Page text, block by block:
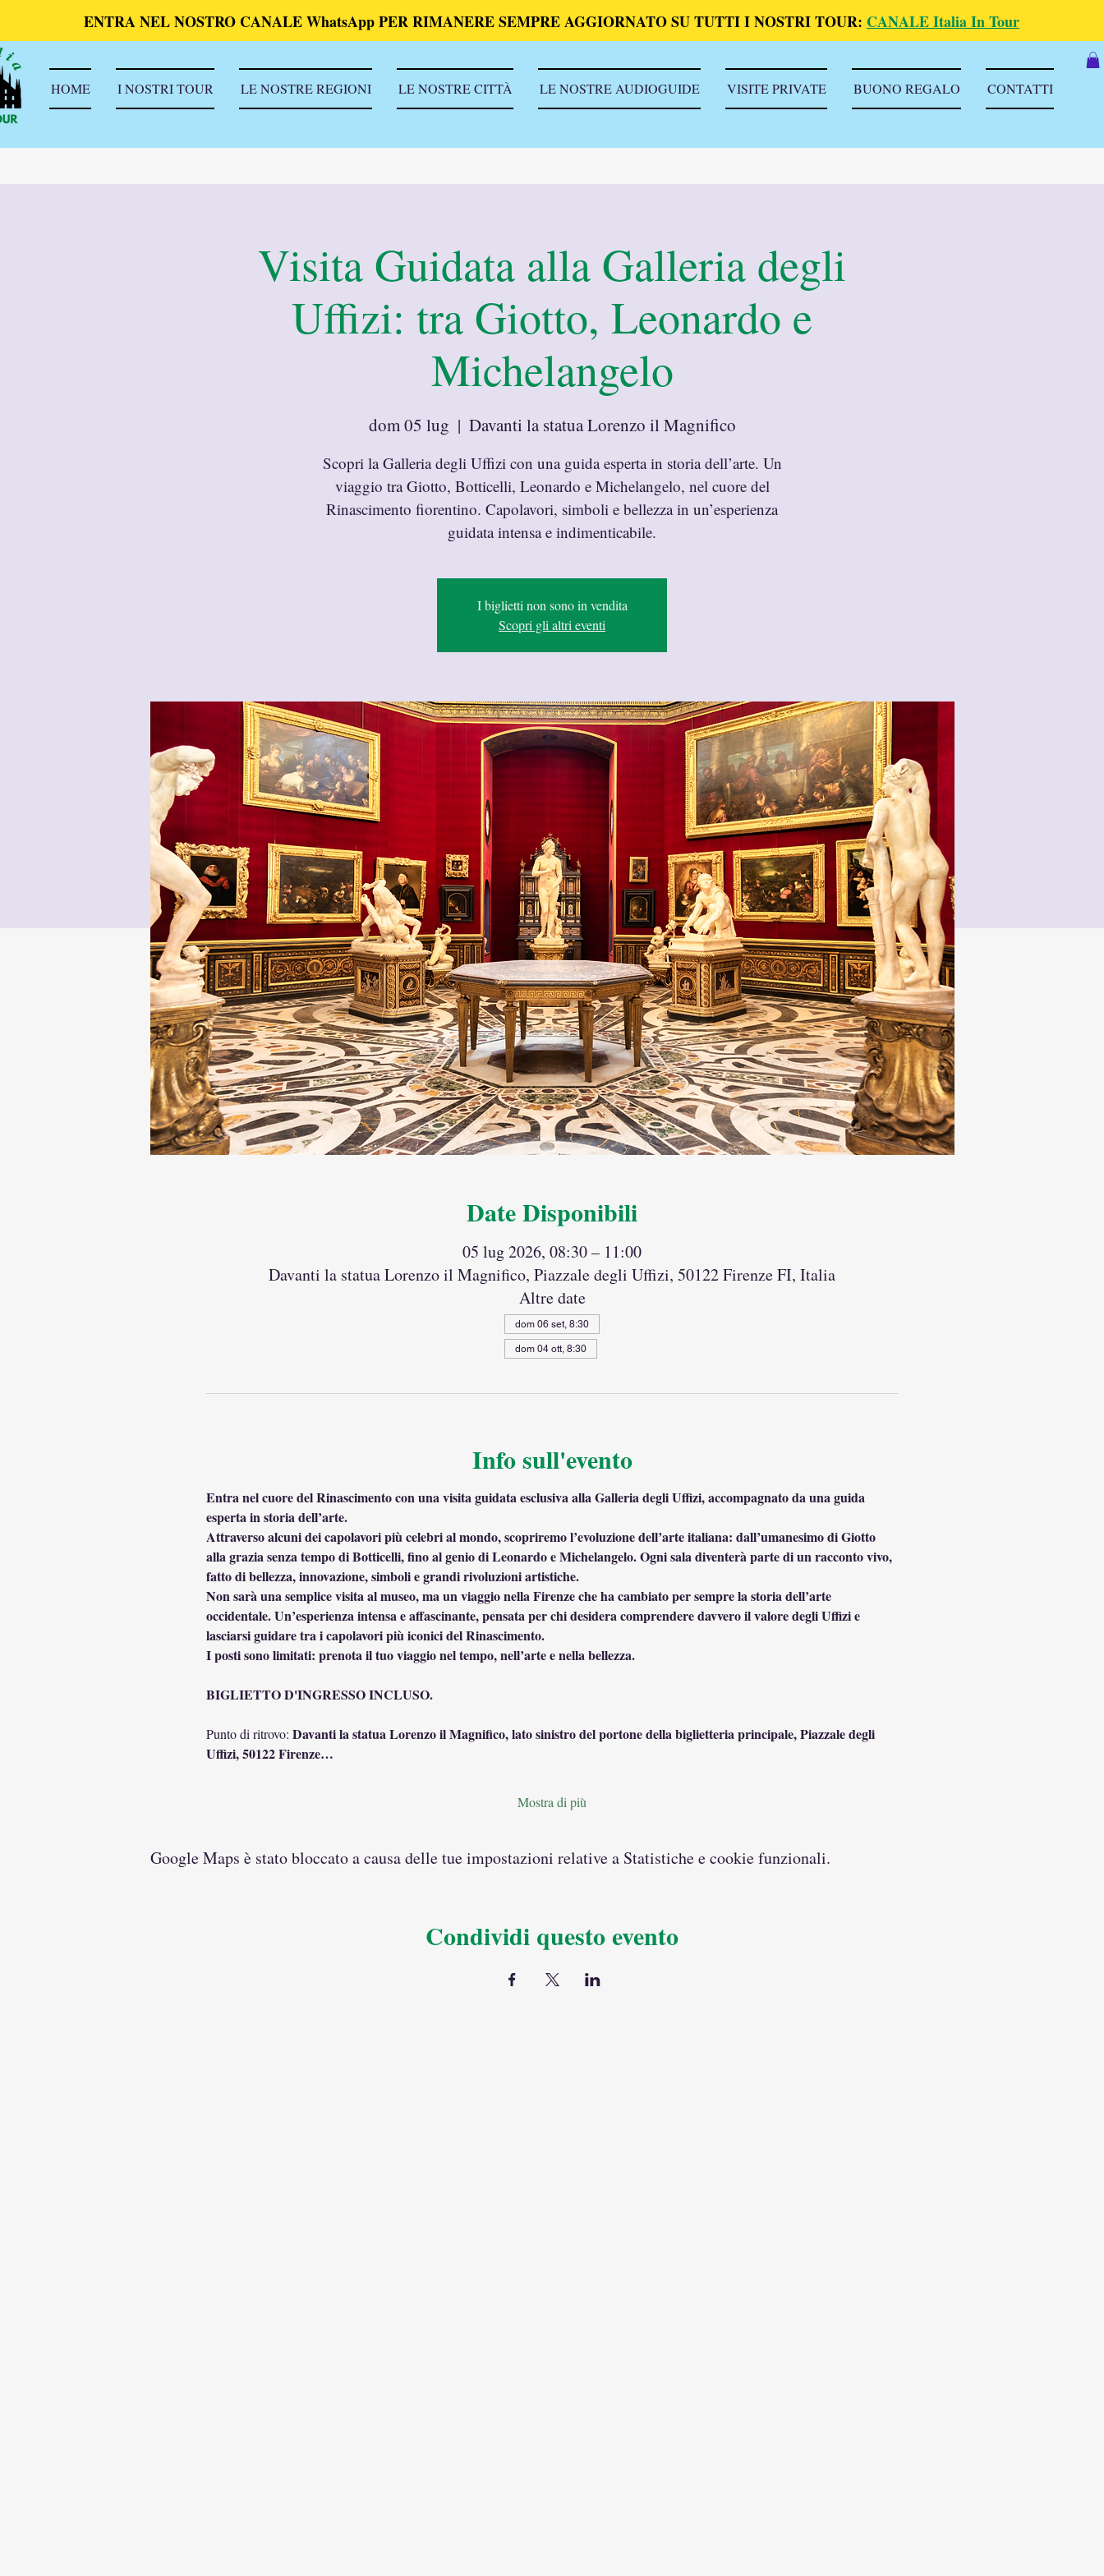
ENTRA NEL NOSTRO CANALE WhatsApp PER RIMANERE SEMPRE AGGIORNATO SU TUTTI I NOSTRI TOUR: CANALE Italia In Tour
HOME I NOSTRI TOUR LE NOSTRE REGIONI LE NOSTRE CITTÀ LE NOSTRE AUDIOGUIDE VISITE PRIVATE BUONO REGALO CONTATTI
Visita Guidata alla Galleria degli
Uffizi: tra Giotto, Leonardo e
Michelangelo
dom 05 lug
  |
Davanti la statua Lorenzo il Magnifico
Scopri la Galleria degli Uffizi con una guida esperta in storia dell’arte. Un
viaggio tra Giotto, Botticelli, Leonardo e Michelangelo, nel cuore del
Rinascimento fiorentino. Capolavori, simboli e bellezza in un’esperienza
guidata intensa e indimenticabile.
I biglietti non sono in vendita
Scopri gli altri eventi
Date Disponibili
05 lug 2026, 08:30 – 11:00
Davanti la statua Lorenzo il Magnifico, Piazzale degli Uffizi, 50122 Firenze FI, Italia
Altre date
dom 06 set, 8:30
dom 04 ott, 8:30
Info sull'evento
Entra nel cuore del Rinascimento con una visita guidata esclusiva alla Galleria degli Uffizi, accompagnato da una guida
esperta in storia dell’arte.
Attraverso alcuni dei capolavori più celebri al mondo, scopriremo l’evoluzione dell’arte italiana: dall’umanesimo di Giotto
alla grazia senza tempo di Botticelli, fino al genio di Leonardo e Michelangelo. Ogni sala diventerà parte di un racconto vivo,
fatto di bellezza, innovazione, simboli e grandi rivoluzioni artistiche.
Non sarà una semplice visita al museo, ma un viaggio nella Firenze che ha cambiato per sempre la storia dell’arte
occidentale. Un’esperienza intensa e affascinante, pensata per chi desidera comprendere davvero il valore degli Uffizi e
lasciarsi guidare tra i capolavori più iconici del Rinascimento.
I posti sono limitati: prenota il tuo viaggio nel tempo, nell’arte e nella bellezza.
BIGLIETTO D'INGRESSO INCLUSO.
Punto di ritrovo: Davanti la statua Lorenzo il Magnifico, lato sinistro del portone della biglietteria principale, Piazzale degli
Uffizi, 50122 Firenze…
Mostra di più
Google Maps è stato bloccato a causa delle tue impostazioni relative a Statistiche e cookie funzionali.
Condividi questo evento